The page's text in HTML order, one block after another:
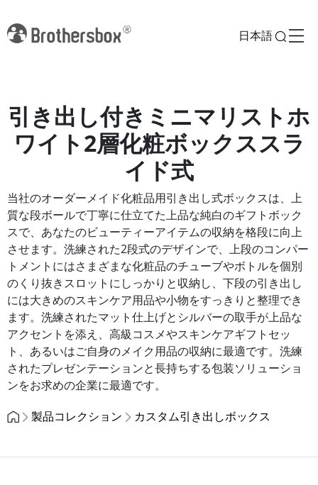
日本語
引き出し付きミニマリストホ
ワイト2層化粧ボックススラ
イド式
当社のオーダーメイド化粧品用引き出し式ボックスは、上
質な段ボールで丁寧に仕立てた上品な純白のギフトボック
スで、あなたのビューティーアイテムの収納を格段に向上
させます。洗練された2段式のデザインで、上段のコンパー
トメントにはさまざまな化粧品のチューブやボトルを個別
のくり抜きスロットにしっかりと収納し、下段の引き出し
には大きめのスキンケア用品や小物をすっきりと整理でき
ます。洗練されたマット仕上げとシルバーの取手が上品な
アクセントを添え、高級コスメやスキンケアギフトセッ
ト、あるいはご自身のメイク用品の収納に最適です。洗練
されたプレゼンテーションと長持ちする包装ソリューショ
ンをお求めの企業に最適です。
製品コレクション
カスタム引き出しボックス